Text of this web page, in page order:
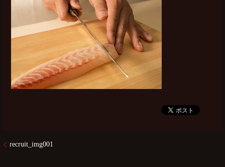
recruit_img001